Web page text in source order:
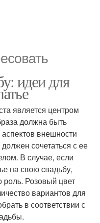
идеи для
является центром
должна быть
внешности
сочетаться с ее
В случае, если
на свою свадьбу,
Розовый цвет
вариантов для
в соответствии с